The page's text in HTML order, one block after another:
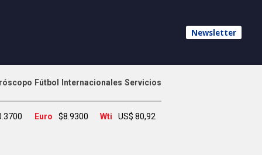
Newsletter
Fútbol Internacionales Servicios
Euro $8.9300 Wti US$ 80,92